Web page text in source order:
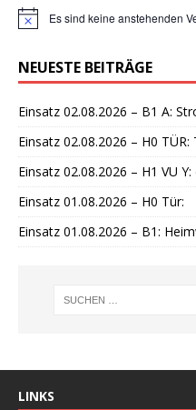
H
w
e
s
Es sind keine anstehenden
NEUESTE BEITRÄGE
Einsatz 02.08.2026 – B1 A:
Einsatz 02.08.2026 – H0
Einsatz 02.08.2026 – H1 VU
Einsatz 01.08.2026 – H0 Tür:
Einsatz 01.08.2026 – B1:
LINKS